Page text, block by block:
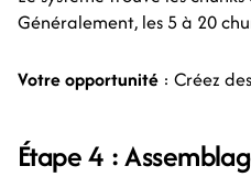
Généralement, les 5 à 20
Votre opportunité : Créez
Étape 4 :